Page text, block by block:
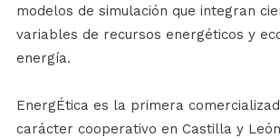
modelos de simulación que integran
variables de recursos energéticos y
energía.
EnergÉtica es la primera
carácter cooperativo en Castilla y